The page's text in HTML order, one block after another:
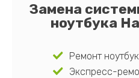
Замена
ноутбука
Ремонт
Экспресс-